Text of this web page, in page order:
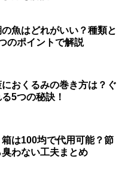
魚はどれがいい？種類と
のポイントで解説
おくるみの巻き方は？ぐ
5つの秘訣！
は100均で代用可能？節
わない工夫まとめ